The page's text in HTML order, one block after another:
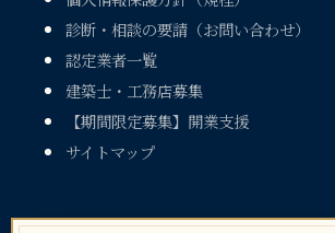
診断・相談の要請（お問い合わせ）
認定業者一覧
建築士・工務店募集
【期間限定募集】開業支援
サイトマップ